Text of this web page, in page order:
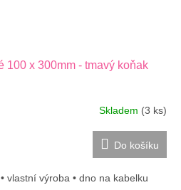
100 x 300mm - tmavý koňak
Skladem (3 ks)
Do košíku
vlastní výroba • dno na kabelku